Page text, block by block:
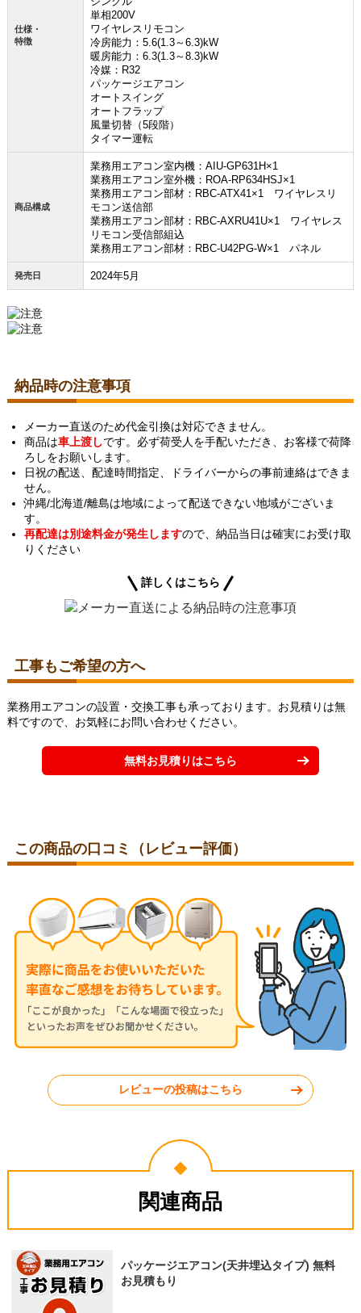
仕様・
特徴
単相200V
ワイヤレスリモコン
冷房能力：5.6(1.3～6.3)kW
暖房能力：6.3(1.3～8.3)kW
冷媒：R32
パッケージエアコン
オートスイング
オートフラップ
風量切替（5段階）
タイマー運転
商品構成
業務用エアコン室内機：AIU-GP631H×1
業務用エアコン室外機：ROA-RP634HSJ×1
業務用エアコン部材：RBC-ATX41×1 ワイヤレスリ
モコン送信部
業務用エアコン部材：RBC-AXRU41U×1 ワイヤレス
リモコン受信部組込
業務用エアコン部材：RBC-U42PG-W×1 パネル
発売日 2024年5月
納品時の注意事項
メーカー直送のため代金引換は対応できません。
商品は車上渡しです。必ず荷受人を手配いただき、お客様で荷降
ろしをお願いします。
日祝の配送、配達時間指定、ドライバーからの事前連絡はできま
せん。
沖縄/北海道/離島は地域によって配送できない地域がございま
す。
再配達は別途料金が発生しますので、納品当日は確実にお受け取
りください
詳しくはこちら
工事もご希望の方へ
業務用エアコンの設置・交換工事も承っております。お見積りは無
料ですので、お気軽にお問い合わせください。
無料お見積りはこちら
この商品の口コミ（レビュー評価）
レビューの投稿はこちら
関連商品
パッケージエアコン(天井埋込タイプ) 無料
お見積もり